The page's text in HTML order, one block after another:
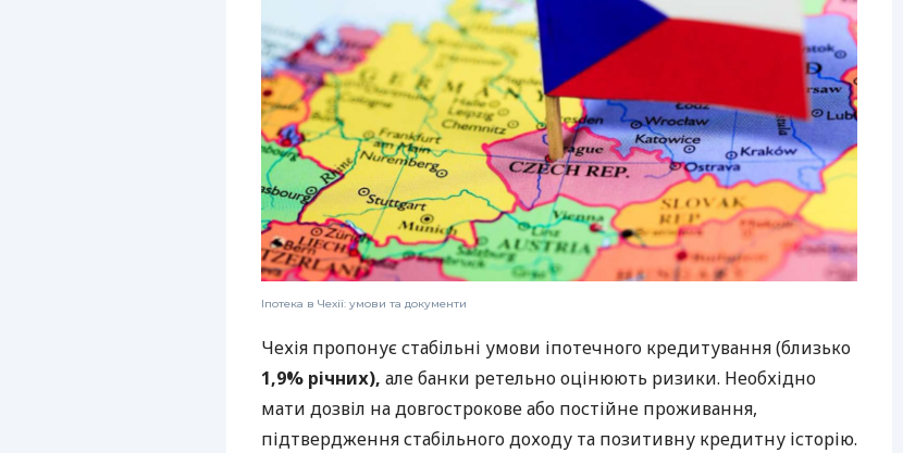
РЕЙТИНГ ДЕБЕТОВИХ
ЩОМІСЯЧНИЙ ОГЛЯД
КЕШБЕКУ
ПУТІВНИКИ ПО
БАНКІВСЬКИХ КАРТКАХ
Іпотека в Чехії: умови та документи
Чехія пропонує стабільні умови іпотечного кредитування (близько
1,9% річних), але банки ретельно оцінюють ризики. Необхідно
мати дозвіл на довгострокове або постійне проживання,
підтвердження стабільного доходу та позитивну кредитну історію.